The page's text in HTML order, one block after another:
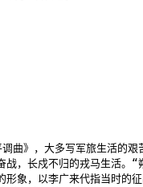
调曲》，大多写军旅生活的
战，长戍不归的戎马生活。
象，以李广来代指当时的